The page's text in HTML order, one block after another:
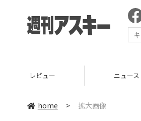
レビュー ニュース
home > 拡大画像